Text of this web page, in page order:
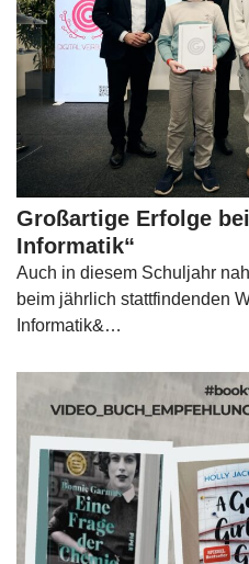
Großartige Erfolge
Informatik“
Auch in diesem Schuljahr
beim jährlich stattfindenden
Informatik&…